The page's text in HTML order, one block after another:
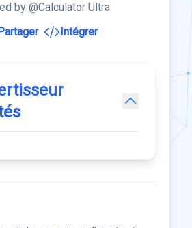
by @Calculator Ultra
Intégrer